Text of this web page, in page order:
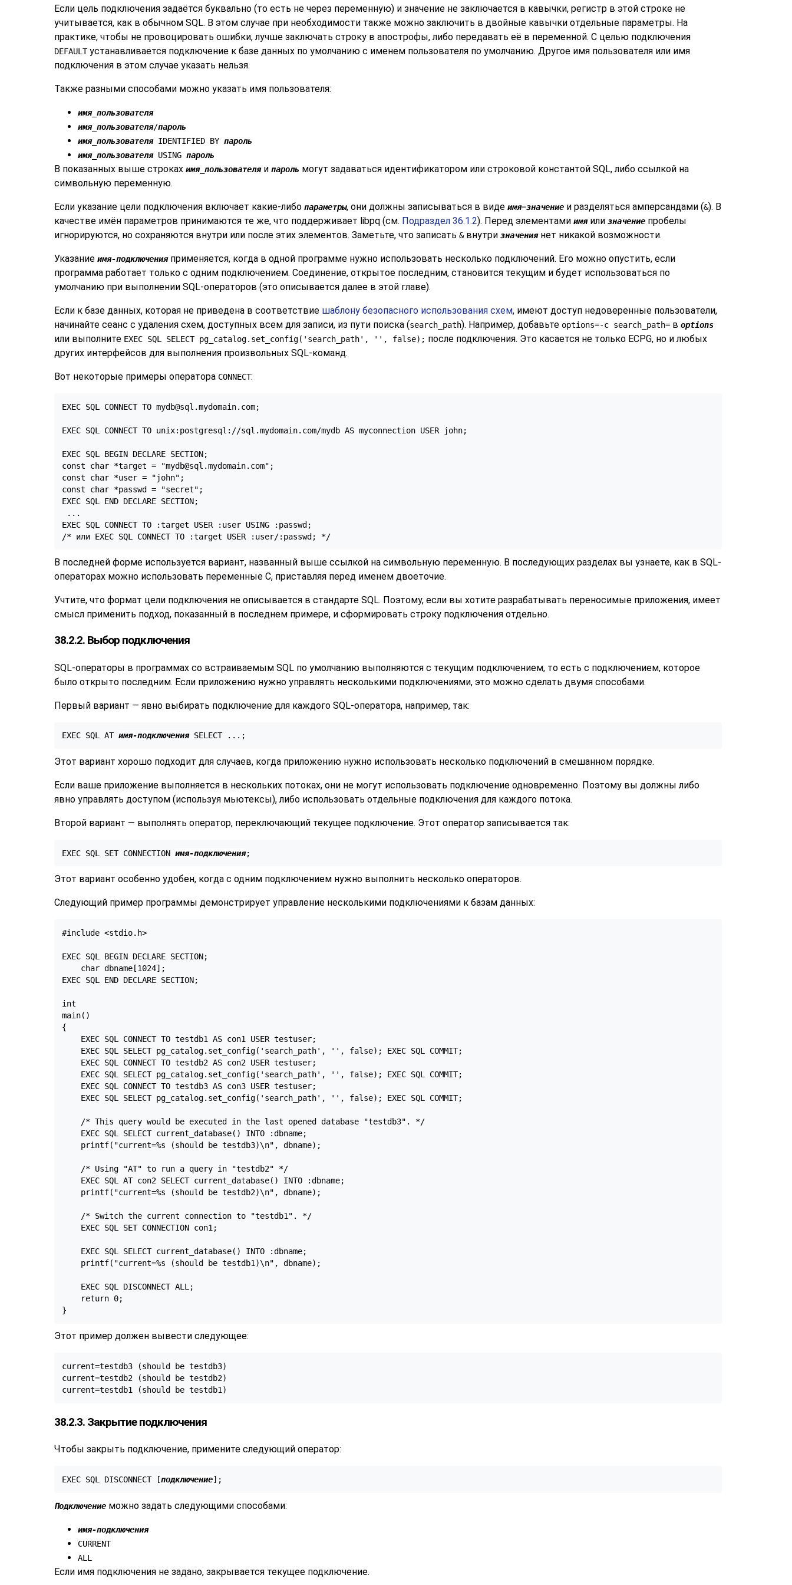
Если цель подключения задаётся буквально (то есть не через переменную) и значение не заключается в кавычки, регистр в этой строке не
учитывается, как в обычном SQL. В этом случае при необходимости также можно заключить в двойные кавычки отдельные параметры. На
практике, чтобы не провоцировать ошибки, лучше заключать строку в апострофы, либо передавать её в переменной. С целью подключения
DEFAULTустанавливается подключение к базе данных по умолчанию с именем пользователя по умолчанию. Другое имя пользователя или имя
подключения в этом случае указать нельзя.
Также разными способами можно указать имя пользователя:
имя_пользователя
имя_пользователя/пароль
имя_пользователяIDENTIFIED BY пароль
имя_пользователяUSING пароль
В показанных выше строках имя_пользователяи пароль могут задаваться идентификатором или строковой константой SQL, либо ссылкой на
символьную переменную.
Если указание цели подключения включает какие-либо параметры, они должны записываться в виде имя=значение и разделяться амперсандами (&). В
качестве имён параметров принимаются те же, что поддерживает libpq (см. Подраздел 36.1.2). Перед элементами имяили значение пробелы
игнорируются, но сохраняются внутри или после этих элементов. Заметьте, что записать &внутри значениянет никакой возможности.
Указание имя-подключенияприменяется, когда в одной программе нужно использовать несколько подключений. Его можно опустить, если
программа работает только с одним подключением. Соединение, открытое последним, становится текущим и будет использоваться по
умолчанию при выполнении SQL-операторов (это описывается далее в этой главе).
Если к базе данных, которая не приведена в соответствие шаблону безопасного использования схем, имеют доступ недоверенные пользователи,
начинайте сеанс с удаления схем, доступных всем для записи, из пути поиска (search_path). Например, добавьте options=-c search_path= в options
или выполните EXEC SQL SELECT pg_catalog.set_config('search_path', '', false); после подключения. Это касается не только ECPG, но и любых
других интерфейсов для выполнения произвольных SQL-команд.
Вот некоторые примеры оператора CONNECT:
EXEC SQL CONNECT TO mydb@sql.mydomain.com;
EXEC SQL CONNECT TO unix:postgresql://sql.mydomain.com/mydb AS myconnection USER john;
EXEC SQL BEGIN DECLARE SECTION;
const char *target = "mydb@sql.mydomain.com";
const char *user = "john";
const char *passwd = "secret";
EXEC SQL END DECLARE SECTION;
...
EXEC SQL CONNECT TO :target USER :user USING :passwd;
/* или EXEC SQL CONNECT TO :target USER :user/:passwd; */
В последней форме используется вариант, названный выше ссылкой на символьную переменную. В последующих разделах вы узнаете, как в SQL-
операторах можно использовать переменные C, приставляя перед именем двоеточие.
Учтите, что формат цели подключения не описывается в стандарте SQL. Поэтому, если вы хотите разрабатывать переносимые приложения, имеет
смысл применить подход, показанный в последнем примере, и сформировать строку подключения отдельно.
38.2.2. Выбор подключения
SQL-операторы в программах со встраиваемым SQL по умолчанию выполняются с текущим подключением, то есть с подключением, которое
было открыто последним. Если приложению нужно управлять несколькими подключениями, это можно сделать двумя способами.
Первый вариант — явно выбирать подключение для каждого SQL-оператора, например, так:
EXEC SQL AT имя-подключения SELECT ...;
Этот вариант хорошо подходит для случаев, когда приложению нужно использовать несколько подключений в смешанном порядке.
Если ваше приложение выполняется в нескольких потоках, они не могут использовать подключение одновременно. Поэтому вы должны либо
явно управлять доступом (используя мьютексы), либо использовать отдельные подключения для каждого потока.
Второй вариант — выполнять оператор, переключающий текущее подключение. Этот оператор записывается так:
EXEC SQL SET CONNECTION имя-подключения;
Этот вариант особенно удобен, когда с одним подключением нужно выполнить несколько операторов.
Следующий пример программы демонстрирует управление несколькими подключениями к базам данных:
#include <stdio.h>
EXEC SQL BEGIN DECLARE SECTION;
    char dbname[1024];
EXEC SQL END DECLARE SECTION;
int
main()
{
    EXEC SQL CONNECT TO testdb1 AS con1 USER testuser;
    EXEC SQL SELECT pg_catalog.set_config('search_path', '', false); EXEC SQL COMMIT;
    EXEC SQL CONNECT TO testdb2 AS con2 USER testuser;
    EXEC SQL SELECT pg_catalog.set_config('search_path', '', false); EXEC SQL COMMIT;
    EXEC SQL CONNECT TO testdb3 AS con3 USER testuser;
    EXEC SQL SELECT pg_catalog.set_config('search_path', '', false); EXEC SQL COMMIT;
    /* This query would be executed in the last opened database "testdb3". */
    EXEC SQL SELECT current_database() INTO :dbname;
    printf("current=%s (should be testdb3)\n", dbname);
    /* Using "AT" to run a query in "testdb2" */
    EXEC SQL AT con2 SELECT current_database() INTO :dbname;
    printf("current=%s (should be testdb2)\n", dbname);
    /* Switch the current connection to "testdb1". */
    EXEC SQL SET CONNECTION con1;
    EXEC SQL SELECT current_database() INTO :dbname;
    printf("current=%s (should be testdb1)\n", dbname);
    EXEC SQL DISCONNECT ALL;
    return 0;
Этот пример должен вывести следующее:
current=testdb3 (should be testdb3)
current=testdb2 (should be testdb2)
38.2.3. Закрытие подключения
Чтобы закрыть подключение, примените следующий оператор:
EXEC SQL DISCONNECT [подключение];
Подключение можно задать следующими способами:
имя-подключения
CURRENT
ALL
Если имя подключения не задано, закрывается текущее подключение.